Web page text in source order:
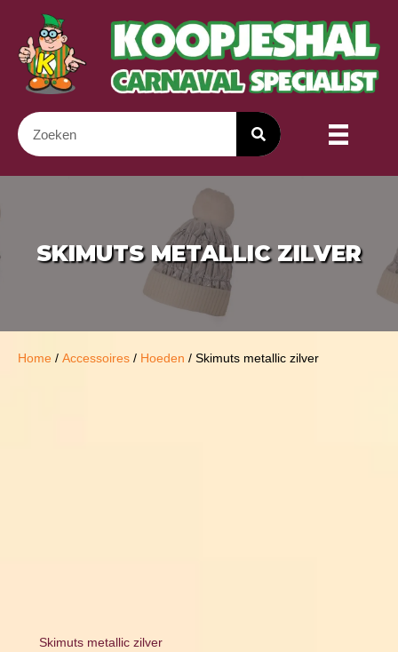
SKIMUTS METALLIC ZILVER
Home / Accessoires / Hoeden / Skimuts metallic zilver
Skimuts metallic zilver